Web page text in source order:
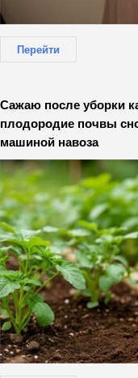
Перейти
Сажаю после уборки
плодородие почвы
машиной навоза